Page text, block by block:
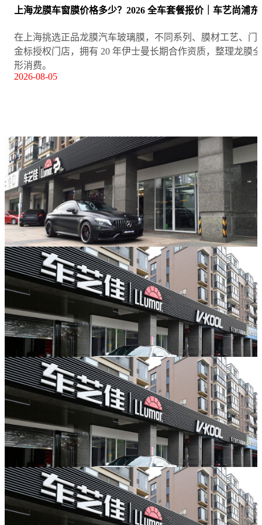
上海龙膜车窗膜价格多少？2026 全车套餐报价｜车艺尚浦
在上海挑选正品龙膜汽车玻璃膜，不同系列、膜材工艺、
金标授权门店，拥有 20 年伊士曼长期合作资质，整理龙膜
形消费。
2026-08-05
杭州龙膜窗膜价格表 2026｜汽车
贴膜避坑全攻略，认准滨江车艺
尚龙膜授权店
杭州夏季高温暴晒、梅雨季多雨潮
湿，不少车主准备贴车窗隔热膜，但
市面低价仿膜、偷换型号、隐形收
费、售后跑路乱象频发。本文整理龙
膜全系窗膜官方参数、门店全包套餐
价，结合杭州本地用车环境整理全套
贴膜避坑指南，杭州贴膜直接认准车
艺尚滨江江汉路龙膜官方授权店，原
厂正品、国标无尘施工、全国联保一
站式服务。
2026-08-07
杭州龙膜隐形车衣价格表 2026｜
贴膜避坑指南，认准车艺尚滨江
龙膜授权店
2026 杭州龙膜隐形车衣完整价格参考
与贴膜避坑攻略！车艺尚杭州龙膜官
方授权店坐落滨江区江汉路 188-196
号，8:00-18:30 营业。品牌 23 年直营
连锁、三大车膜国标起草单位，伊士
曼 20 年深度合作商。龙膜全系列现
2026-08-07
杭州理想车主贴龙膜车窗膜怎么